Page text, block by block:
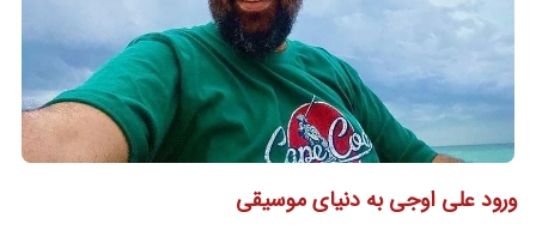
ورود علی اوجی به دنیای موسیقی